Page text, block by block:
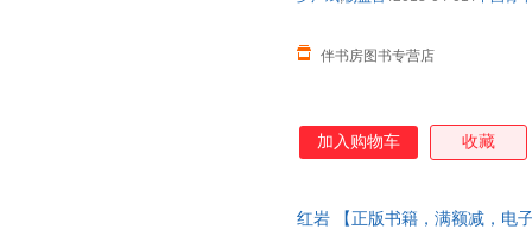
地想象未来的生活时，却发现
伴书房图书专营店
加入购物车 收藏
红岩 【正版书籍，满额减，电